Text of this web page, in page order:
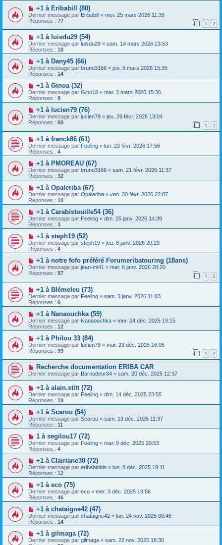
+1 à Eribabill (80)
Dernier message par Eribabill « mer. 25 mars 2026 11:35
Réponses : 77 1 2
+1 à luisdu29 (54)
Dernier message par luisdu29 « sam. 14 mars 2026 23:53
Réponses : 18
+1 à Dany45 (66)
Dernier message par bruno3166 « jeu. 5 mars 2026 15:35
Réponses : 14
+1 à Ginoa (32)
Dernier message par Gino18 « mar. 3 mars 2026 15:36
Réponses : 9
+1 à lucien79 (76)
Dernier message par lucien79 « jeu. 26 févr. 2026 13:04
Réponses : 60 1 2
+1 à franck86 (61)
Dernier message par Feeling « lun. 23 févr. 2026 17:56
Réponses : 4
+1 à PMOREAU (67)
Dernier message par bruno3166 « sam. 21 févr. 2026 11:37
Réponses : 32
+1 à Opaleriba (67)
Dernier message par Opaleriba « ven. 20 févr. 2026 22:07
Réponses : 10
+1 à Carabistouille54 (36)
Dernier message par Feeling « dim. 25 janv. 2026 14:39
Réponses : 3
+1 à steph19 (52)
Dernier message par steph19 « jeu. 8 janv. 2026 20:29
Réponses : 4
+1 à notre fofo préféré Forumeribatouring (18ans)
Dernier message par jean-mi41 « mar. 6 janv. 2026 20:20
Réponses : 87 1 2
+1 à Blémeleu (73)
Dernier message par Feeling « sam. 3 janv. 2026 11:03
Réponses : 6
+1 à Nanaouchka (59)
Dernier message par Nanaouchka « mer. 24 déc. 2025 19:15
Réponses : 12
+1 à Philou 33 (84)
Dernier message par lucien79 « mar. 23 déc. 2025 16:05
Réponses : 99 1 2
Recherche documentation ERIBA CAR
Dernier message par Baroudeur84 « sam. 20 déc. 2025 12:37
+1 à alain.stitt (72)
Dernier message par Feeling « dim. 14 déc. 2025 23:55
Réponses : 19
+1 à Scarou (54)
Dernier message par Scarou « sam. 13 déc. 2025 11:37
Réponses : 11
1 à segilou17 (72)
Dernier message par Feeling « mar. 9 déc. 2025 20:53
Réponses : 4
+1 à Clairiane30 (72)
Dernier message par eribabinbin « lun. 8 déc. 2025 19:11
Réponses : 12
+1 à eco (75)
Dernier message par eco « mer. 3 déc. 2025 19:56
Réponses : 46
+1 à chataigne42 (47)
Dernier message par chataigne42 « lun. 24 nov. 2025 00:45
Réponses : 14
+1 à gilmaga (72)
Dernier message par gilmaga « sam. 22 nov. 2025 18:30